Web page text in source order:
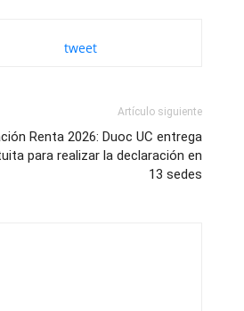
tweet
Artículo siguiente
Renta 2026: Duoc UC entrega
para realizar la declaración en
13 sedes